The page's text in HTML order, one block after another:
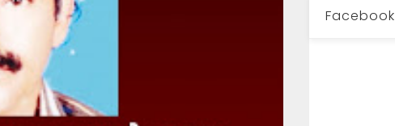
Facebook